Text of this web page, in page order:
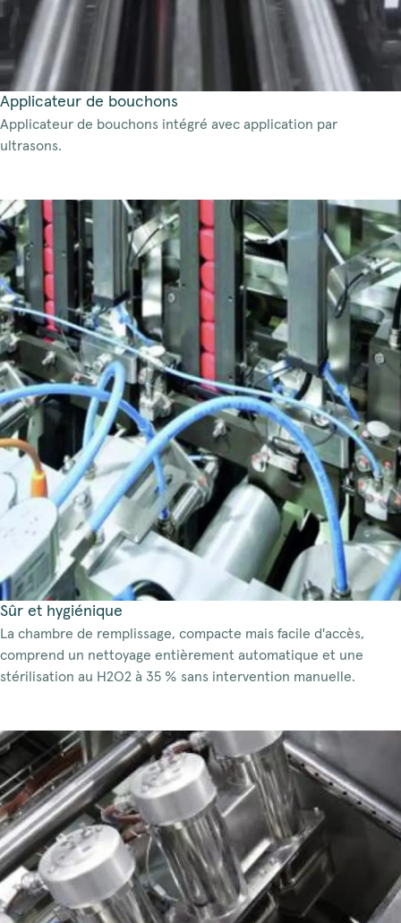
Applicateur de bouchons
Applicateur de bouchons intégré avec application par
ultrasons.
Sûr et hygiénique
La chambre de remplissage, compacte mais facile d'accès,
comprend un nettoyage entièrement automatique et une
stérilisation au H2O2 à 35 % sans intervention manuelle.